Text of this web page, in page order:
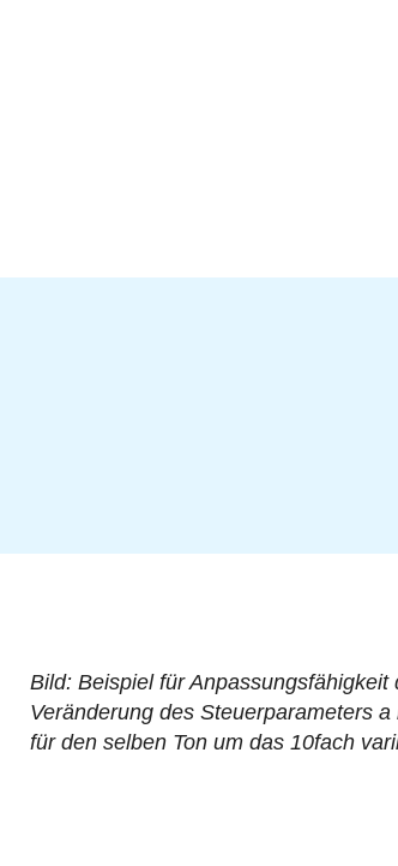
Bild: Beispiel für
Veränderung des Steuerparameters
für den selben Ton um das 10fach